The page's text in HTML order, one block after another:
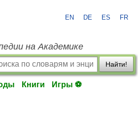
EN DE ES FR
на Академике
Найти!
Книги Игры ⚽